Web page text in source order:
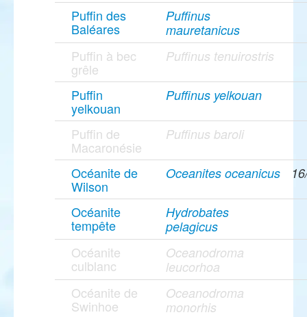
Puffin des
Baléares
Puffinus
mauretanicus
Puffin à bec
grêle
Puffinus tenuirostris
Puffin
yelkouan
Puffinus yelkouan
Puffin de
Macaronésie
Puffinus baroli
Océanite de
Wilson
Oceanites oceanicus
Océanite
tempête
Hydrobates
pelagicus
Océanite
culblanc
Oceanodroma
leucorhoa
Océanite de
Swinhoe
Oceanodroma
monorhis